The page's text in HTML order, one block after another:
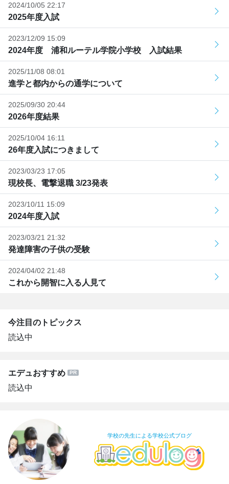
2024/10/05 22:17
2025年度入試
2023/12/09 15:09
2024年度 浦和ルーテル学院小学校 入試結果
2025/11/08 08:01
進学と都内からの通学について
2025/09/30 20:44
2026年度結果
2025/10/04 16:11
26年度入試につきまして
2023/03/23 17:05
現校長、電撃退職 3/23発表
2023/10/11 15:09
2024年度入試
2023/03/21 21:32
発達障害の子供の受験
2024/04/02 21:48
これから開智に入る人見て
今注目のトピックス
読込中
エデュおすすめ
読込中
学校の先生による学校公式ブログ